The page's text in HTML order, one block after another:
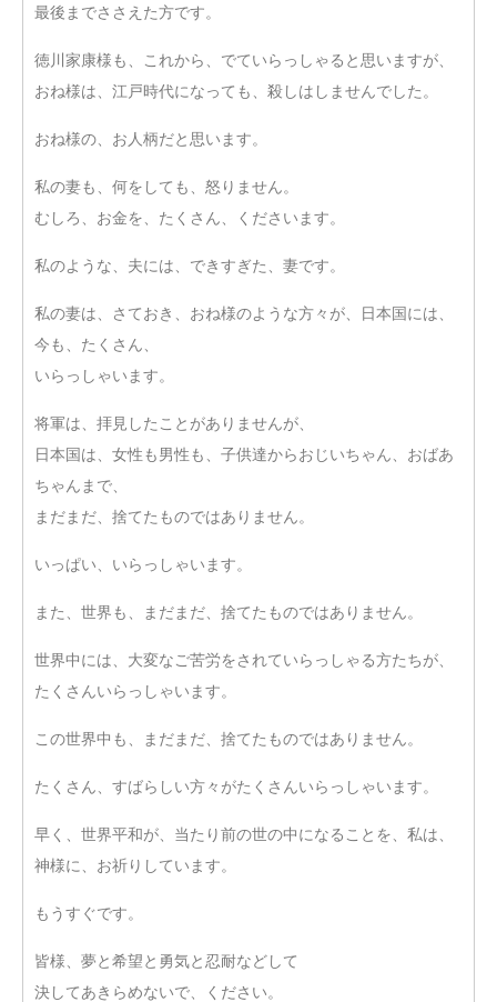
最後までささえた方です。
徳川家康様も、これから、でていらっしゃると思いますが、
おね様は、江戸時代になっても、殺しはしませんでした。
おね様の、お人柄だと思います。
私の妻も、何をしても、怒りません。
むしろ、お金を、たくさん、くださいます。
私のような、夫には、できすぎた、妻です。
私の妻は、さておき、おね様のような方々が、日本国には、
今も、たくさん、
いらっしゃいます。
将軍は、拝見したことがありませんが、
日本国は、女性も男性も、子供達からおじいちゃん、おばあ
ちゃんまで、
まだまだ、捨てたものではありません。
いっぱい、いらっしゃいます。
また、世界も、まだまだ、捨てたものではありません。
世界中には、大変なご苦労をされていらっしゃる方たちが、
たくさんいらっしゃいます。
この世界中も、まだまだ、捨てたものではありません。
たくさん、すばらしい方々がたくさんいらっしゃいます。
早く、世界平和が、当たり前の世の中になることを、私は、
神様に、お祈りしています。
もうすぐです。
皆様、夢と希望と勇気と忍耐などして
決してあきらめないで、ください。